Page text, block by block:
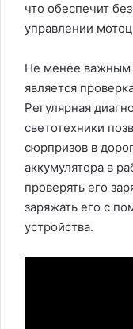
что обеспечит
управлении
Не менее важным
является
Регулярная
светотехники
сюрпризов в
аккумулятора в
проверять его
заряжать его с
устройства.